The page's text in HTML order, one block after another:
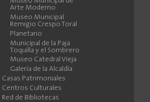
Arte Moderno
Museo Municipal
Remigio Crespo Toral
Planetario
Municipal de la Paja
Toquilla y el Sombrero
Museo Catedral Vieja
Galería de la Alcaldía
Casas Patrimoniales
Centros Culturales
Red de Bibliotecas